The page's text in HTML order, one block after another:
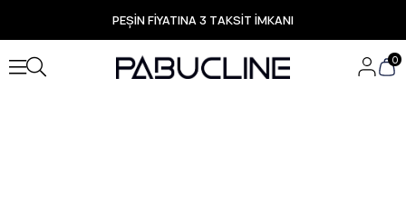
PEŞİN FİYATINA 3 TAKSİT İMKANI
TÜM ÜRÜNLERDE ÜCRETSİZ KARGO
Yeni Sezon Ürünlerde Özel Fırsatlar
Seçili Ürünlerde Hızlı Teslimat
0